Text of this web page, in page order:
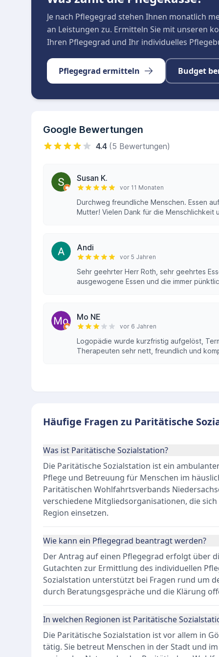
Je nach Pflegegrad stehen Ihnen monatlich
an Leistungen zu. Ermitteln Sie mit unseren
Ihren Pflegegrad und Ihr individuelles
Pflegegrad ermitteln Budget
Google Bewertungen
4.4 (5 Bewertungen)
Susan K.
vor 11 Monaten
Durchweg freundliche Menschen. Essen
Mutter! Vielen Dank für die Menschlichkeit
Andi
vor 5 Jahren
Sehr geehrter Herr Roth, sehr geehrtes
ausgewogene Essen und die immer
Mo NE
vor 6 Jahren
Logopädie wurde kurzfristig aufgelöst,
Therapeuten sehr nett, freundlich und
Häufige Fragen zu Paritätische
Was ist Paritätische Sozialstation?
Die Paritätische Sozialstation ist ein
Pflege und Betreuung für Menschen im
Paritätischen Wohlfahrtsverbands
verschiedene Mitgliedsorganisationen, die
Region einsetzen.
Wie kann ein Pflegegrad beantragt werden?
Der Antrag auf einen Pflegegrad erfolgt über
Gutachten zur Ermittlung des individuellen
Sozialstation unterstützt bei Fragen rund um
durch Beratungsgespräche und die Klärung
In welchen Regionen ist Paritätische
Die Paritätische Sozialstation ist vor allem in
tätig. Sie betreut Menschen in der Stadt und